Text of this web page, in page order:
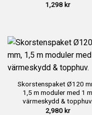
1,298 kr
Skorstenspaket Ø120
1,5 m moduler med 1 m
värmeskydd & topphuv.
2,980kr